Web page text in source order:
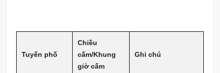
Tuyến phố
Chiều
cấm/Khung
giờ cấm
Ghi chú